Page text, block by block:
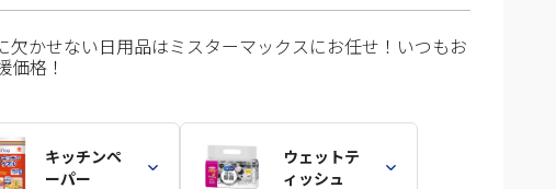
かせない日用品はミスターマックスにお任せ！いつもお
価格！
キッチンペ
ーパー
ウェットテ
ィッシュ